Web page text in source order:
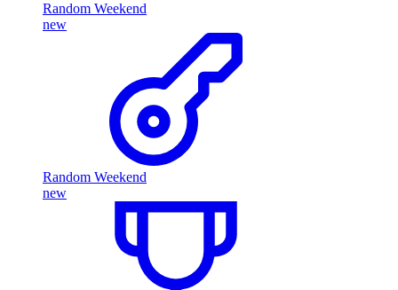
Random Weekend
new
Random Weekend
new